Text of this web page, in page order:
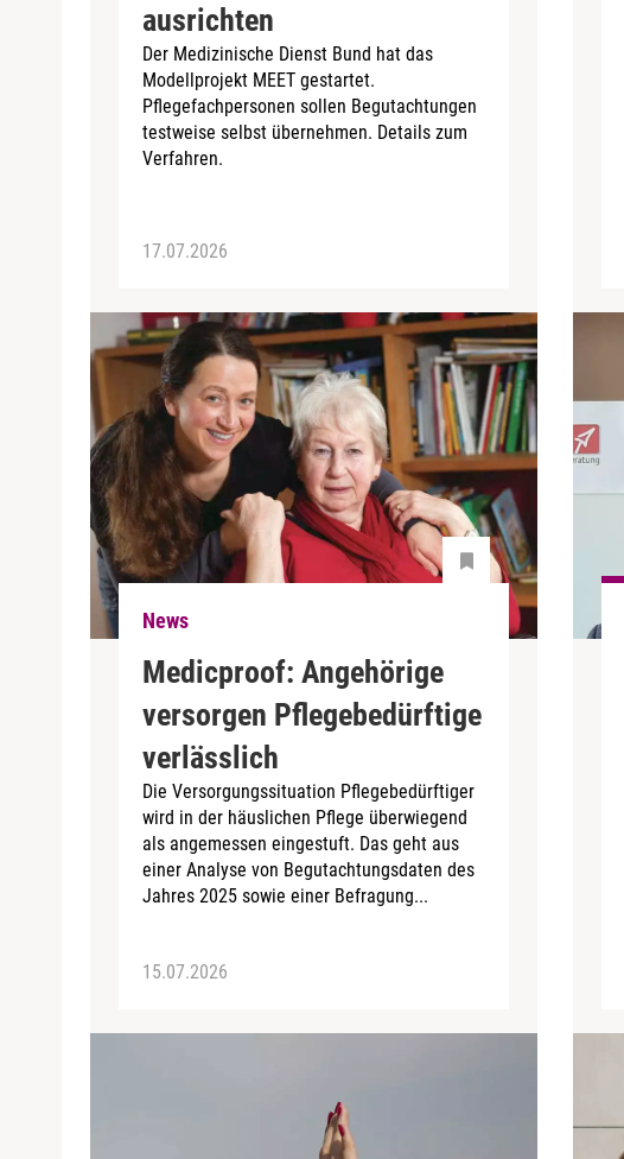
ausrichten
Der Medizinische Dienst Bund hat das
Modellprojekt MEET gestartet.
Pflegefachpersonen sollen Begutachtungen
testweise selbst übernehmen. Details zum
Verfahren.
17.07.2026
News
Medicproof: Angehörige
versorgen Pflegebedürftige
verlässlich
Die Versorgungssituation Pflegebedürftiger
wird in der häuslichen Pflege überwiegend
als angemessen eingestuft. Das geht aus
einer Analyse von Begutachtungsdaten des
Jahres 2025 sowie einer Befragung...
15.07.2026